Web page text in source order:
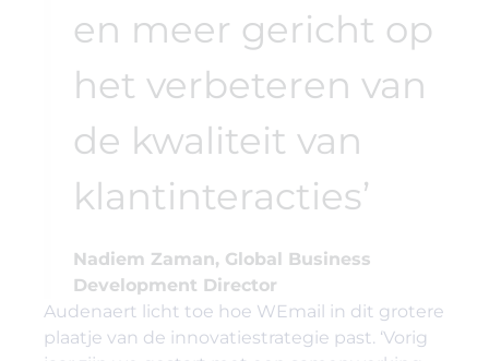
en meer gericht op
het verbeteren van
de kwaliteit van
klantinteracties’
Nadiem Zaman, Global Business
Development Director
Audenaert licht toe hoe WEmail in dit grotere
plaatje van de innovatiestrategie past. ‘Vorig